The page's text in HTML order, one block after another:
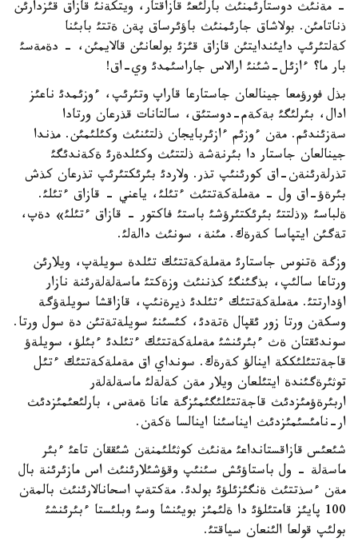
- مةنئث دوستارئمنئث بارلئعئ قازاقتار، ويتكةنئ قازاق قئزدارئن
ذناتامئن. بولاشاق جارئمنئث باؤئرساق پةن ةتتئ بابئنا
كةلتئرئپ دايئندايتئن قازاق قئزئ بولعانئن قالايمئن، - دةمةسئ
بار ما؟ ءازئل-شئنئ ارالاس جاراسئمدئ وي-اق!
بذل فورؤمعا جينالعان جاستارعا قاراپ وتئرئپ، ءوزئمدئ ناعئز
ادال، بئرلئگئ بةكةم-دوستئق، سالتانات قذرعان ورتادا
سةزئندئم. مةن ءوزئم ءازئربايجان ذلتئنئث وكئلئمئن. مذندا
جينالعان جاستار دا بئرنةشة ذلتتئث وكئلدةرئ ةكةندئگئ
تذرلةرئنةن-اق كورئنئپ تذر. ولاردئ بئرئكتئرئپ تذرعان كذش
بئرةؤ-اق ول - مةملةكةتتئث ءتئلئ، ياعني - قازاق ءتئلئ.
ةلباسئ «ذلتتئ بئرئكتئرؤشئ باستئ فاكتور - قازاق ءتئلئ» دةپ،
تةگئن ايتپاسا كةرةك. مئنة، سونئث دالةلئ.
وزگة ةتنوس جاستارئ مةملةكةتتئك تئلدة سويلةپ، ويلارئن
ورتاعا سالئپ، بذگئنگئ كذننئث وزةكتئ ماسةلةلةرئنة نازار
اؤدارتتئ. مةملةكةتتئك ءتئلدئ ذيرةنئپ، قازاقشا سويلةؤگة
وسكةن ورتا زور ئقپال ةتةدئ، كئسئنئ سويلةتةتئن دة سول ورتا.
سوندئقتان ةث ءبئرئنشئ مةملةكةتتئك ءتئلدئ ءبئلؤ، سويلةؤ
قاجةتتئلئككة اينالؤ كةرةك. سونداي اق مةملةكةتتئك ءتئل
توثئرةگئندة ايتئلعان ويلار مةن كةلةلئ ماسةلةلةر
اربئرةؤمئزدئث قاجةتتئلئگئمئزگة عانا ةمةس، بارلئعئمئزدئث
ار-نامئسئمئزدئث ايناسئنا اينالسا ةكةن.
شئعئس قازاقستانداعئ مةنئث كوثئلئمنةن شئققان تاعئ ءبئر
ماسةلة - ول باستاؤئش سئنئپ وقؤشئلارئنئث اس مازئرئنة بال
مةن ءسذتتئث ةنگئزئلؤئ بولدئ. مةكتةپ اسحانالارئنئث بالمةن
100 پايئز قامتئلؤئ دا ةلئمئز بويئنشا وسئ وبلئستا ءبئرئنشئ
بولئپ قولعا الئنعان سياقتئ.